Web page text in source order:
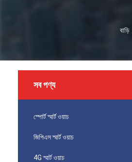
বাড়ি
সব পণ্য
স্পোর্ট স্মার্ট ওয়াচ
জিপিএস স্মার্ট ওয়াচ
4G স্মার্ট ওয়াচ